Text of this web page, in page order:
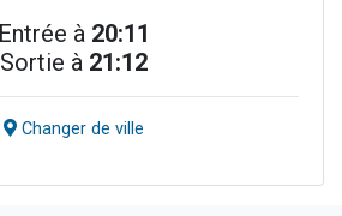
Entrée à 20:11
Sortie à 21:12
Changer de ville